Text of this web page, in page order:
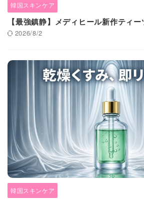
韓国スキンケア
【最強鎮静】メディヒール新作ティー
2026/8/2
韓国スキンケア